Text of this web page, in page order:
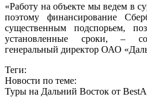
«Работу на объекте мы ведем в
поэтому финансирование
существенным подспорьем,
установленные сроки, –
генеральный директор ОАО
Теги:
Новости по теме:
Туры на Дальний Восток от